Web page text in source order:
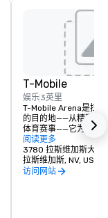
T-Mobile
娱乐3英里
T-Mobile Arena是拉
的目的地——从精彩的
体育赛事——它为这座
含义树立了新的标准
的 T-Mobile Arena 举
事，从UFC、拳击、
备受瞩目的颁奖晚会
阅读更多
3780 拉斯维加斯大道
拉斯维加斯, NV, US
访问网站